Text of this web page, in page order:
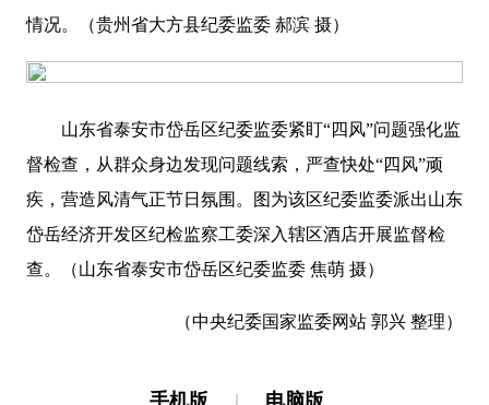
情况。（贵州省大方县纪委监委 郝滨 摄）
山东省泰安市岱岳区纪委监委紧盯“四风”问题强化监
督检查，从群众身边发现问题线索，严查快处“四风”顽
疾，营造风清气正节日氛围。图为该区纪委监委派出山东
岱岳经济开发区纪检监察工委深入辖区酒店开展监督检
查。（山东省泰安市岱岳区纪委监委 焦萌 摄）
（中央纪委国家监委网站 郭兴 整理）
手机版 | 电脑版